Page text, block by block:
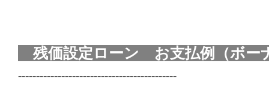
残価設定ローン お支払例（ボー
--------------------------------------------